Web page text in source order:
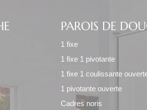
PAROIS DE
1 fixe
1 fixe 1 pivotante
1 fixe 1 coulissante
1 pivotante ouverte
Cadres noris